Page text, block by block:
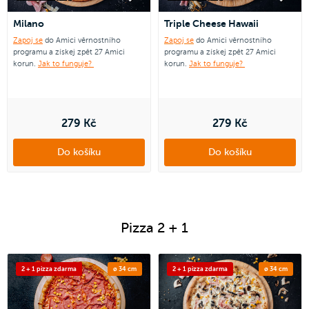
Milano
Zapoj se do Amici věrnostního
programu a získej zpět 27 Amici
korun. Jak to funguje?
279 Kč
Do košíku
Triple Cheese Hawaii
Zapoj se do Amici věrnostního
programu a získej zpět 27 Amici
korun. Jak to funguje?
279 Kč
Do košíku
Pizza 2 + 1
2 + 1 pizza zdarma ø 34 cm 2 + 1 pizza zdarma ø 34 cm